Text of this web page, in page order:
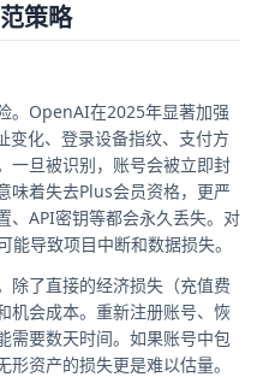
策略
。OpenAI在2025年显著加强
变化、登录设备指纹、支付方
一旦被识别，账号会被立即封
味着失去Plus会员资格，更严
、API密钥等都会永久丢失。对
导致项目中断和数据损失。
除了直接的经济损失（充值费
机会成本。重新注册账号、恢
需要数天时间。如果账号中包
资产的损失更是难以估量。